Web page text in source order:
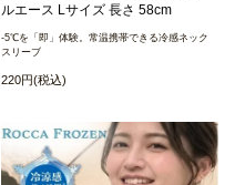
ルエース Lサイズ 長さ 58cm
-5℃を「即」体験。常温携帯できる冷感ネック
スリーブ
220円(税込)